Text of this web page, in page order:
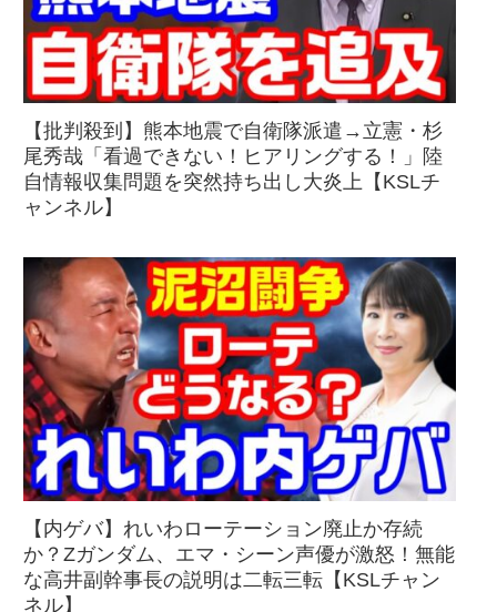
【批判殺到】熊本地震で自衛隊派遣→立憲・杉
尾秀哉「看過できない！ヒアリングする！」陸
自情報収集問題を突然持ち出し大炎上【KSLチ
ャンネル】
【内ゲバ】れいわローテーション廃止か存続
か？Zガンダム、エマ・シーン声優が激怒！無能
な高井副幹事長の説明は二転三転【KSLチャン
ネル】